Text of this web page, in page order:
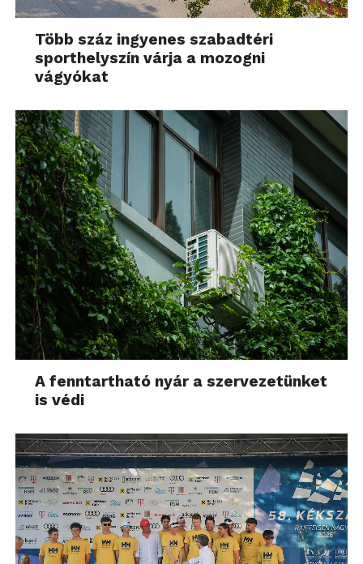
Több száz ingyenes szabadtéri
sporthelyszín várja a mozogni
vágyókat
A fenntartható nyár a szervezetünket
is védi